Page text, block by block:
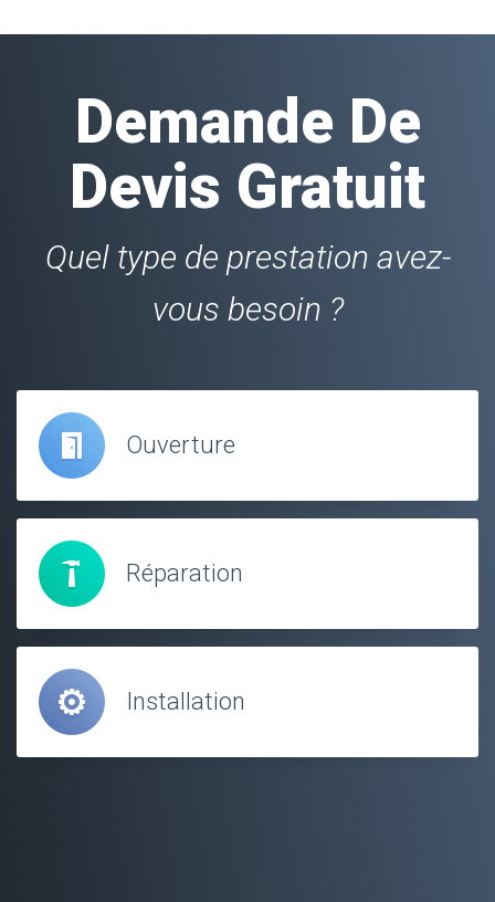
Demande De
Devis Gratuit
Quel type de prestation avez-
vous besoin ?
Ouverture
Réparation
Installation